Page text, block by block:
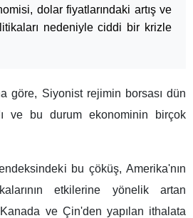
dolar fiyatlarındaki artış ve
nedeniyle ciddi bir krizle
göre, Siyonist rejimin borsası dün
ve bu durum ekonominin birçok
bu çöküş, Amerika'nın
etkilerine yönelik artan
ve Çin'den yapılan ithalata